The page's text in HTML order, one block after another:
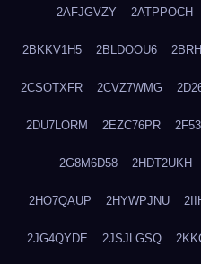
2AFJGVZY 2ATPPOCH
2BKKV1H5 2BLDOOU6
2CSOTXFR 2CVZ7WMG
2DU7LORM 2EZC76PR
2G8M6D58 2HDT2UKH
2HO7QAUP 2HYWPJNU
2JG4QYDE 2JSJLGSQ